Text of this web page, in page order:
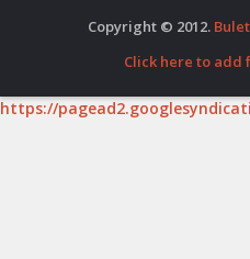
Copyright © 2012.
Click here to
https://